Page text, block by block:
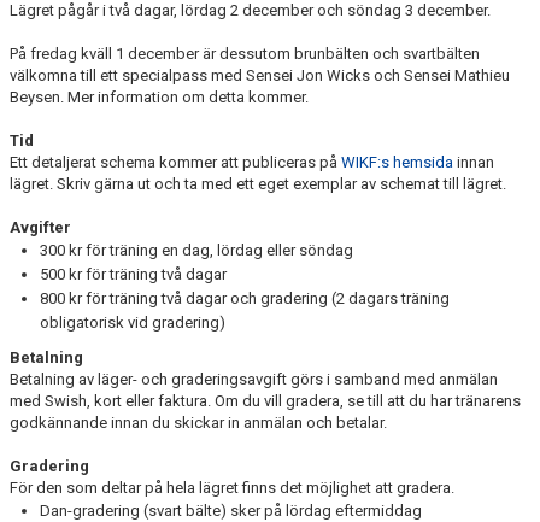
Lägret pågår i två dagar, lördag 2 december och söndag 3 december.
På fredag kväll 1 december är dessutom brunbälten och svartbälten
välkomna till ett specialpass med Sensei Jon Wicks och Sensei Mathieu
Beysen. Mer information om detta kommer.
Tid
Ett detaljerat schema kommer att publiceras på WIKF:s hemsida innan
lägret. Skriv gärna ut och ta med ett eget exemplar av schemat till lägret.
Avgifter
300 kr för träning en dag, lördag eller söndag
500 kr för träning två dagar
800 kr för träning två dagar och gradering (2 dagars träning
obligatorisk vid gradering)
Betalning
Betalning av läger- och graderingsavgift görs i samband med anmälan
med Swish, kort eller faktura. Om du vill gradera, se till att du har tränarens
godkännande innan du skickar in anmälan och betalar.
Gradering
För den som deltar på hela lägret finns det möjlighet att gradera.
Dan-gradering (svart bälte) sker på lördag eftermiddag